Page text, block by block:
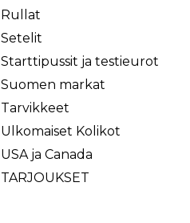
Rullat
Setelit
Starttipussit ja testieurot
Suomen markat
Tarvikkeet
Ulkomaiset Kolikot
USA ja Canada
TARJOUKSET